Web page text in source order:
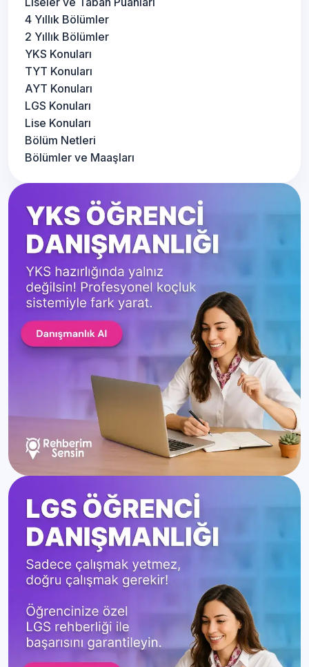
4 Yıllık Bölümler
2 Yıllık Bölümler
YKS Konuları
TYT Konuları
AYT Konuları
LGS Konuları
Lise Konuları
Bölüm Netleri
Bölümler ve Maaşları